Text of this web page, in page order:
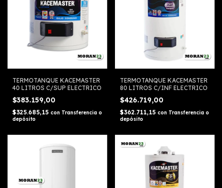
TERMOTANQUE KACEMASTER
40 LITROS C/SUP ELECTRICO
$383.159,00
$325.685,15 con Transferencia o
depósito
TERMOTANQUE KACEMASTER
80 LITROS C/INF ELECTRICO
$426.719,00
$362.711,15 con Transferencia o
depósito